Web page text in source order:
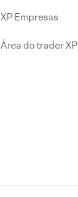
XP Empresas
Área do trader XP